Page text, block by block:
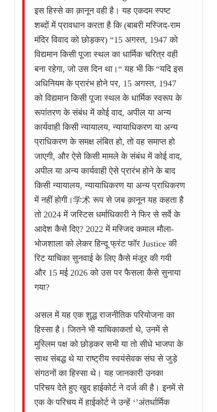
इस हिस्से का क़ानून वही है। यह एकदम स्पष्ट
शब्दों में प्रावधान करता है कि (बाबरी मस्जिद-राम
मंदिर विवाद को छोड़कर) “15 अगस्त, 1947 को
विद्यमान किसी पूजा स्थल का धार्मिक चरित्र वही
बना रहेगा, जो उस दिन था।“ यह भी कि “यदि इस
अधिनियम के प्रारंभ होने पर, 15 अगस्त, 1947
को विद्यमान किसी पूजा स्थल के धार्मिक स्वरूप के
रूपांतरण के संबंध में कोई वाद, अपील या अन्य
कार्यवाही किसी न्यायालय, न्यायाधिकरण या अन्य
प्राधिकरण के समक्ष लंबित हो, तो वह समाप्त हो
जाएगी, और ऐसे किसी मामले के संबंध में कोई वाद,
अपील या अन्य कार्यवाही ऐसे प्रारंभ होने के बाद
किसी न्यायालय, न्यायाधिकरण या अन्य प्राधिकरण
में नहीं होगी।学术 रूप से जब क़ानून यह कहता है
तो 2024 में जस्टिस धर्माधिकारी ने फिर से सर्वे के
आदेश कैसे दिए? 2022 में मस्जिद कमाल मौला-
भोजशाला को लेकर हिन्दू फ्रंट फॉर Justice की
रिट याचिका सुनवाई के लिए कैसे मंजूर की गयी
और 15 मई 2026 को उस पर फैसला कैसे सुनाया
गया?
असल में यह एक शुद्ध राजनीतिक परियोजना का
हिस्सा है। जितने भी याचिकाकर्ता थे, उनमें से
मुस्लिम पक्ष को छोड़कर सभी या तो सीधे भाजपा के
साथ संबद्ध थे या राष्ट्रीय स्वयंसेवक संघ से जुड़े
संगठनों का हिस्सा थे। यह जानकारी उनका
परिचय देते हुए खुद हाईकोर्ट ने दर्ज की है। इनमें से
एक के परिचय में हाईकोर्ट ने उन्हें ‘’अंतर्धार्मिक